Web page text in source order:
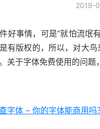
2019-
好事情，可是“就怕流氓
有版权的，所以，对大
关于字体免费使用的问题
字体 – 你的字体能商用吗